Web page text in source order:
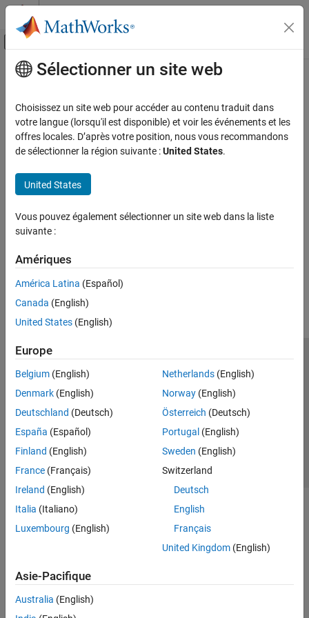
Passer au contenu
Activer/désactiver l'affichage du menu
Accueil de la documentation
Contenu principal
How useful was this information?
Sélectionner un site web
Choisissez un site web pour accéder au contenu traduit dans
votre langue (lorsqu'il est disponible) et voir les événements et les
offres locales. D’après votre position, nous vous recommandons
de sélectionner la région suivante :United States.
United States
Vous pouvez également sélectionner un site web dans la liste
suivante :
Amériques
América Latina (Español)
Canada (English)
United States (English)
Europe
Belgium (English)
Denmark (English)
Deutschland (Deutsch)
España (Español)
Finland (English)
France (Français)
Ireland (English)
Italia (Italiano)
Luxembourg (English)
Netherlands(English)
Norway(English)
Österreich (Deutsch)
Portugal (English)
Sweden (English)
Switzerland
Deutsch
English
Français
United Kingdom(English)
Asie-Pacifique
Australia (English)
Lutte anti-piratage
Contacts locaux
© 1994-2026 The MathWorks, Inc.